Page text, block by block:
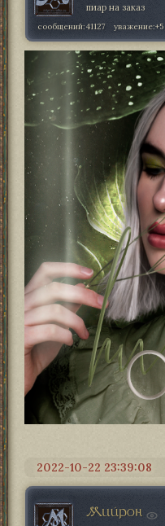
пиар на заказ
сообщений:41127 уважение:+5
2022-10-22 23:39:08
Мийрон